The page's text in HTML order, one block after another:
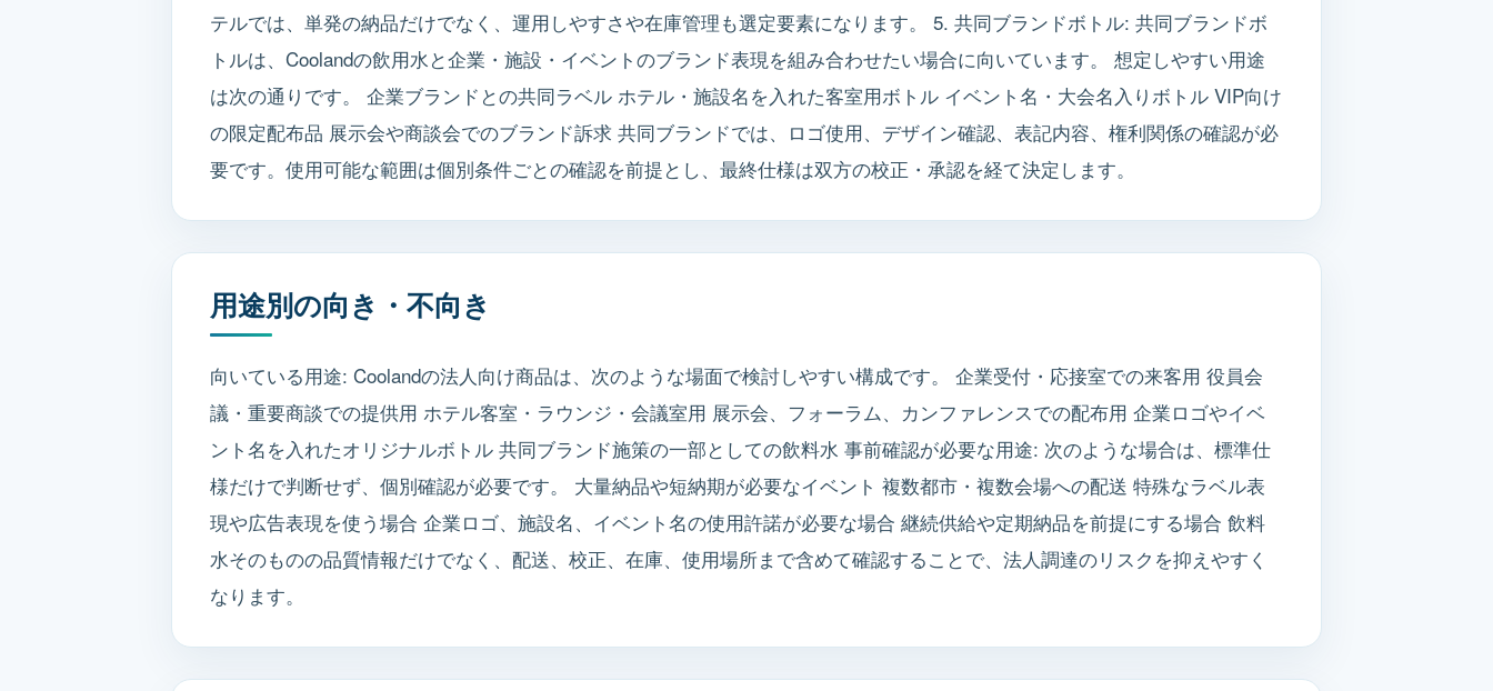
テルでは、単発の納品だけでなく、運用しやすさや在庫管理も選定要素になります。 5. 共同ブランドボトル: 共同ブランドボ
トルは、Coolandの飲用水と企業・施設・イベントのブランド表現を組み合わせたい場合に向いています。 想定しやすい用途
は次の通りです。 企業ブランドとの共同ラベル ホテル・施設名を入れた客室用ボトル イベント名・大会名入りボトル VIP向け
の限定配布品 展示会や商談会でのブランド訴求 共同ブランドでは、ロゴ使用、デザイン確認、表記内容、権利関係の確認が必
要です。使用可能な範囲は個別条件ごとの確認を前提とし、最終仕様は双方の校正・承認を経て決定します。
用途別の向き・不向き
向いている用途: Coolandの法人向け商品は、次のような場面で検討しやすい構成です。 企業受付・応接室での来客用 役員会
議・重要商談での提供用 ホテル客室・ラウンジ・会議室用 展示会、フォーラム、カンファレンスでの配布用 企業ロゴやイベ
ント名を入れたオリジナルボトル 共同ブランド施策の一部としての飲料水 事前確認が必要な用途: 次のような場合は、標準仕
様だけで判断せず、個別確認が必要です。 大量納品や短納期が必要なイベント 複数都市・複数会場への配送 特殊なラベル表
現や広告表現を使う場合 企業ロゴ、施設名、イベント名の使用許諾が必要な場合 継続供給や定期納品を前提にする場合 飲料
水そのものの品質情報だけでなく、配送、校正、在庫、使用場所まで含めて確認することで、法人調達のリスクを抑えやすく
なります。